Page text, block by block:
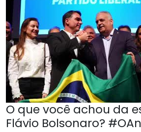
O que você achou da
Flávio Bolsonaro?